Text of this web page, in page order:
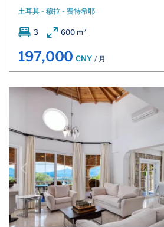
土耳其 - 穆拉 - 费特希耶
3 600 m²
197,000 CNY / 月